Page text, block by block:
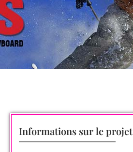
Informations sur le projet